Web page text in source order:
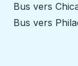
Bus vers
Bus vers